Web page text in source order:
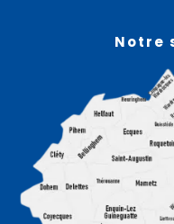
Notre